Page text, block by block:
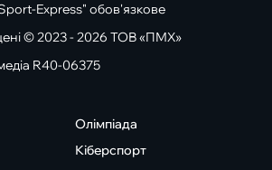
Express" обов'язкове
© 2023 - 2026 ТОВ «ПМХ»
R40-06375
Олімпіада
Кіберспорт